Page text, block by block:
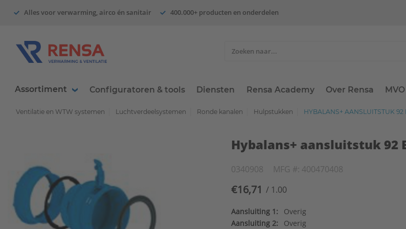
Alles voor verwarming, airco én sanitair 400.000+ producten en onderdelen
Assortiment Configuratoren & tools Diensten Rensa Academy Over Rensa MVO
Ventilatie en WTW systemen Luchtverdeelsystemen Ronde kanalen Hulpstukken HYBALANS+ AANSLUITSTUK 92
Hybalans+ aansluitstuk 92
0340908 MFG #: 400470408
€16,71 / 1.00
Aansluiting 1:
Overig
Aansluiting 2:
Overig